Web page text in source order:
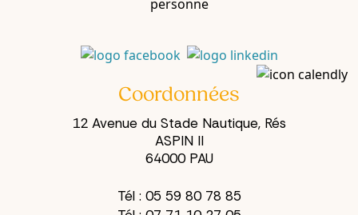
Coordonnées
12 Avenue du Stade Nautique, Rés
ASPIN II
64000 PAU
Tél : 05 59 80 78 85